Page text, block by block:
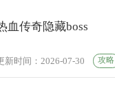
血传奇隐藏boss
新时间：2026-07-30 攻略